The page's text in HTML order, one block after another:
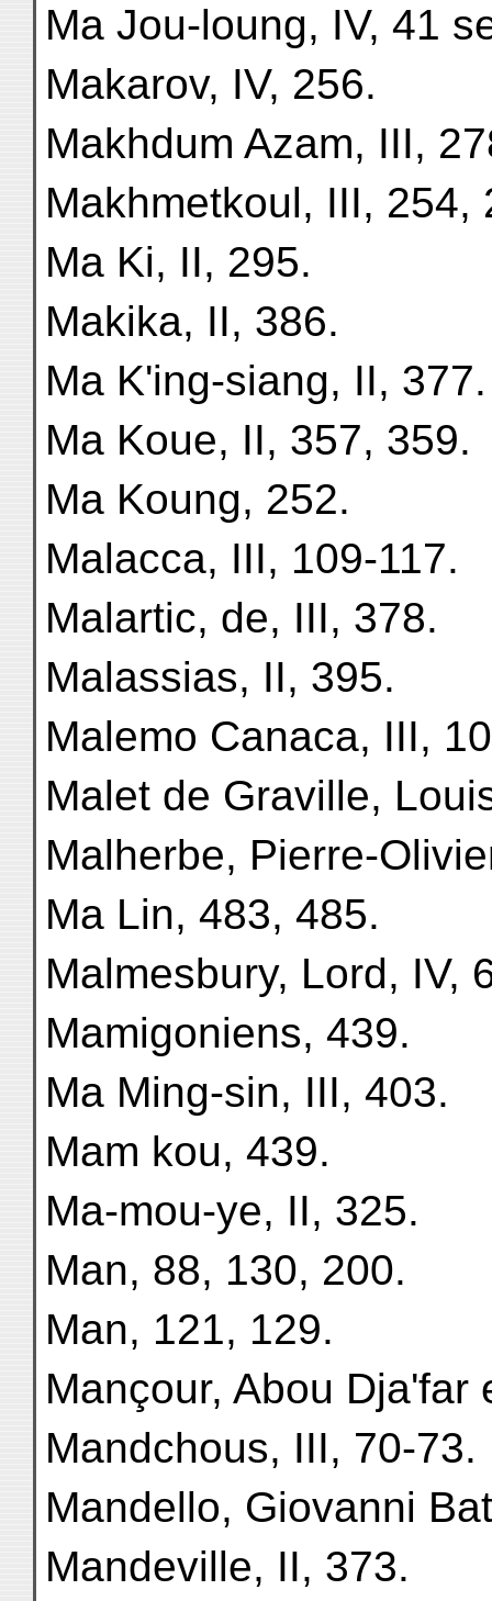
Ma Jou-loung, IV, 41
Makarov, IV, 256.
Makhdum Azam, III,
Makhmetkoul, III, 254,
Ma Ki, II, 295.
Makika, II, 386.
Ma K'ing-siang, II, 377.
Ma Koue, II, 357, 359.
Ma Koung, 252.
Malacca, III, 109-117.
Malartic, de, III, 378.
Malassias, II, 395.
Malemo Canaca, III,
Malet de Graville,
Malherbe, Pierre-
Ma Lin, 483, 485.
Malmesbury, Lord, IV,
Mamigoniens, 439.
Ma Ming-sin, III, 403.
Mam kou, 439.
Ma-mou-ye, II, 325.
Man, 88, 130, 200.
Man, 121, 129.
Mançour, Abou Dja'far
Mandchous, III, 70-73.
Mandello, Giovanni
Mandeville, II, 373.